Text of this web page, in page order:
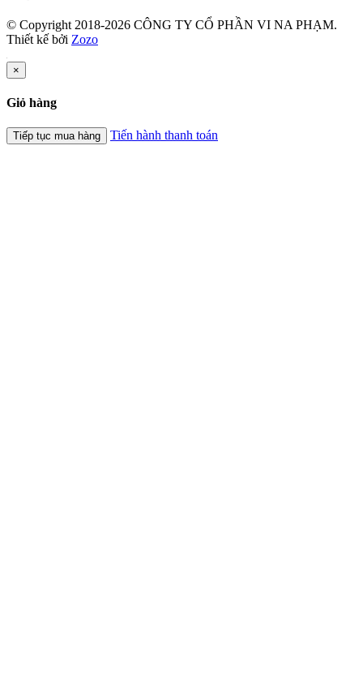
© Copyright 2018-2026 CÔNG TY CỔ PHẦN VI NA PHẠM.
Thiết kế bởi Zozo
×
Giỏ hàng
Tiếp tục mua hàng Tiến hành thanh toán